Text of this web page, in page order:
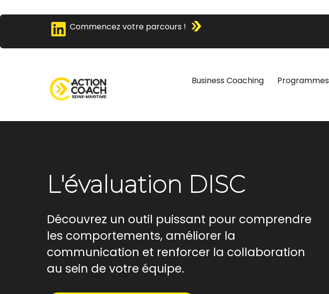
Commencez votre parcours !
Business Coaching Programmes
L'évaluation DISC
Découvrez un outil puissant pour comprendre
les comportements, améliorer la
communication et renforcer la collaboration
au sein de votre équipe.